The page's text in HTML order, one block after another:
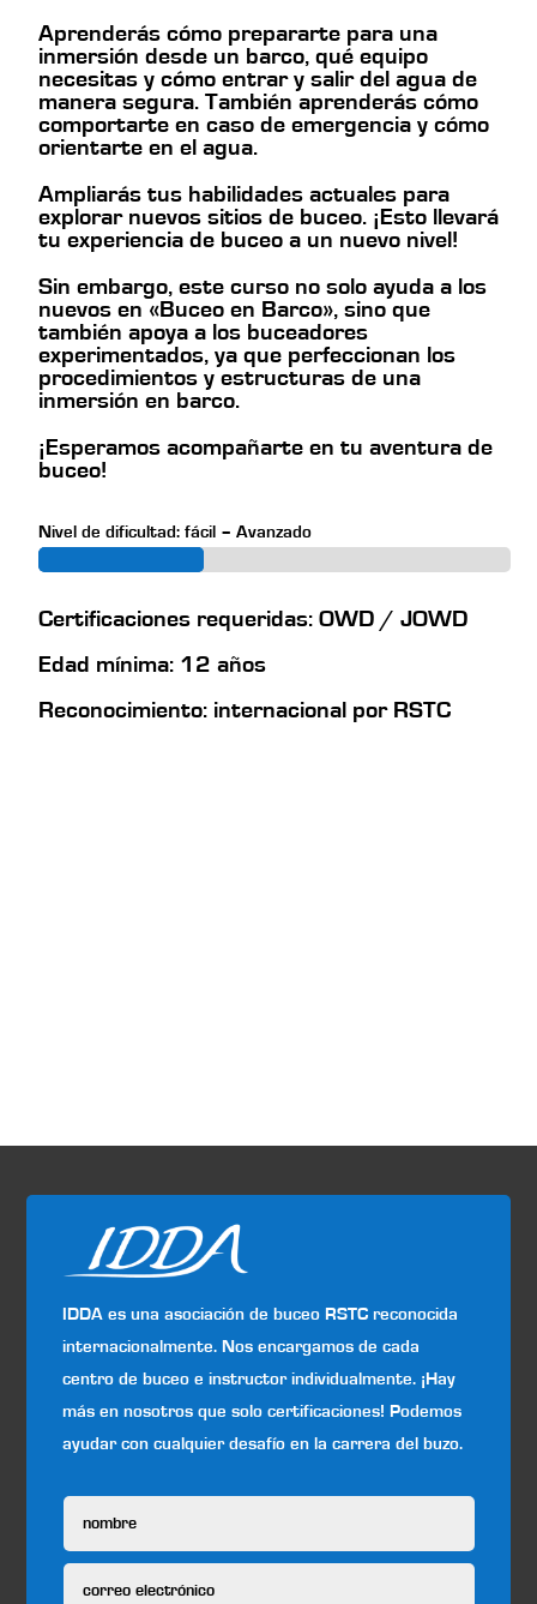
Aprenderás cómo prepararte para una
inmersión desde un barco, qué equipo
necesitas y cómo entrar y salir del agua de
manera segura. También aprenderás cómo
comportarte en caso de emergencia y cómo
orientarte en el agua.
Ampliarás tus habilidades actuales para
explorar nuevos sitios de buceo. ¡Esto llevará
tu experiencia de buceo a un nuevo nivel!
Sin embargo, este curso no solo ayuda a los
nuevos en «Buceo en Barco», sino que
también apoya a los buceadores
experimentados, ya que perfeccionan los
procedimientos y estructuras de una
inmersión en barco.
¡Esperamos acompañarte en tu aventura de
buceo!
Nivel de dificultad: fácil – Avanzado
Certificaciones requeridas: OWD / JOWD
Edad mínima: 12 años
Reconocimiento: internacional por RSTC
IDDA es una asociación de buceo RSTC reconocida
internacionalmente. Nos encargamos de cada
centro de buceo e instructor individualmente. ¡Hay
más en nosotros que solo certificaciones! Podemos
ayudar con cualquier desafío en la carrera del buzo.